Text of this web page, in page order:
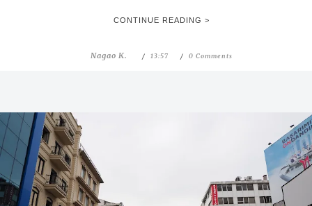
CONTINUE READING >
Nagao K. 13:57 0 Comments